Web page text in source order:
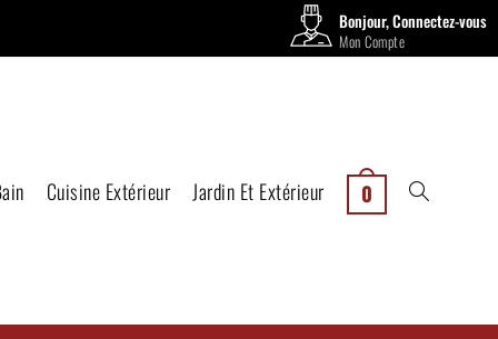
Bonjour, Connectez-vous
Mon Compte
Cuisine Extérieur Jardin Et Extérieur 0